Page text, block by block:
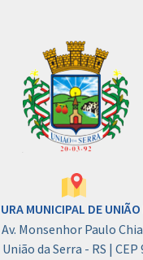
MUNICIPAL DE UNIÃO
Av. Monsenhor Paulo
da Serra - RS | CEP